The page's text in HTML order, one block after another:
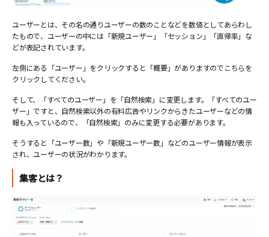
ユーザーとは、その名の通りユーザーの数のことなどを数値としてあらわし
たもので、ユーザーの中には「新規ユーザー」「セッション」「直帰率」な
どが表記されています。
左側にある「ユーザー」をクリックすると「概要」がありますのでこちらを
クリックしてください。
そして、「すべてのユーザー」を「自然検索」に変更します。「すべてのユー
ザー」ですと、自然検索以外の有料広告やリンクからきたユーザーなどの情
報も入っているので、「自然検索」のみに変更する必要があります。
そうすると「ユーザー数」や「新規ユーザー数」などのユーザー情報が表示
され、ユーザーの状況がわかります。
集客とは？